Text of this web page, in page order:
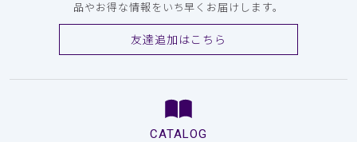
品やお得な情報をいち早くお届けします。
友達追加はこちら
CATALOG